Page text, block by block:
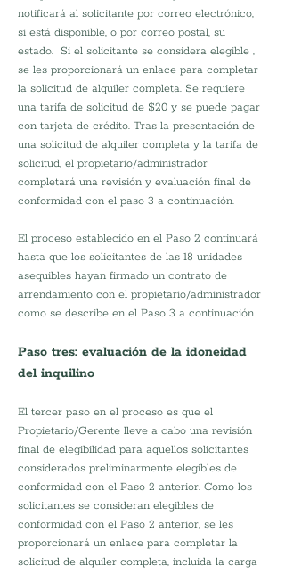
notificará al solicitante por correo electrónico,
si está disponible, o por correo postal, su
estado.  Si el solicitante se considera elegible ,
se les proporcionará un enlace para completar
la solicitud de alquiler completa. Se requiere
una tarifa de solicitud de $20 y se puede pagar
con tarjeta de crédito. Tras la presentación de
una solicitud de alquiler completa y la tarifa de
solicitud, el propietario/administrador
completará una revisión y evaluación final de
conformidad con el paso 3 a continuación.
El proceso establecido en el Paso 2 continuará
hasta que los solicitantes de las 18 unidades
asequibles hayan firmado un contrato de
arrendamiento con el propietario/administrador
como se describe en el Paso 3 a continuación.
Paso tres: evaluación de la idoneidad
del inquilino
El tercer paso en el proceso es que el
Propietario/Gerente lleve a cabo una revisión
final de elegibilidad para aquellos solicitantes
considerados preliminarmente elegibles de
conformidad con el Paso 2 anterior. Como los
solicitantes se consideran elegibles de
conformidad con el Paso 2 anterior, se les
proporcionará un enlace para completar la
solicitud de alquiler completa, incluida la carga